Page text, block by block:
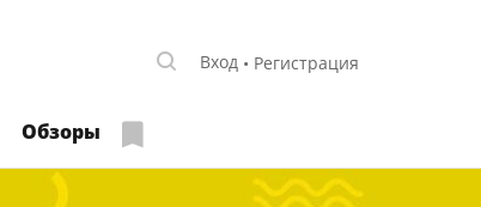
Вход Регистрация
Обзоры